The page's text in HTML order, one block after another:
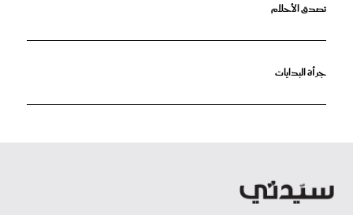
تصدق الأحلام
جرأة البدايات